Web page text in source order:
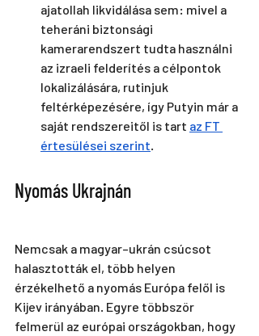
ajatollah likvidálása sem: mivel a
teheráni biztonsági
kamerarendszert tudta használni
az izraeli felderítés a célpontok
lokalizálására, rutinjuk
feltérképezésére, így Putyin már a
saját rendszereitől is tart az FT
értesülései szerint
Nyomás Ukrajnán
Nemcsak a magyar–ukrán csúcsot
halasztották el, több helyen
érzékelhető a nyomás Európa felől is
Kijev irányában. Egyre többször
felmerül az európai országokban, hogy